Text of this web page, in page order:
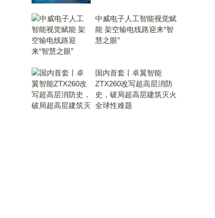
中威电子人工智能视觉赋
能 架空输电线路迎来“智
慧之眼”
国内首套丨卓翼智能
ZTX260改写超高层消防
史，破局超高层建筑灭火
全球性难题